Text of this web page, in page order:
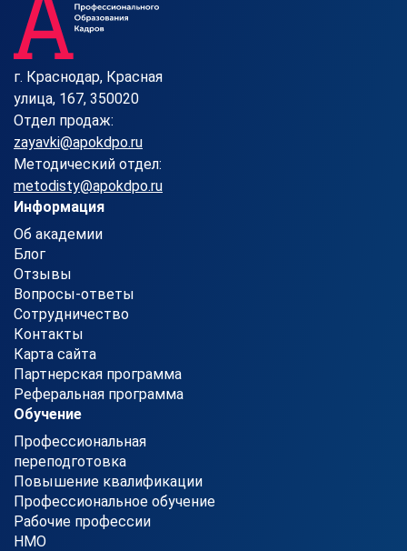
г. Краснодар, Красная
улица, 167, 350020
Отдел продаж:
zayavki@apokdpo.ru
Методический отдел:
metodisty@apokdpo.ru
Информация
Об академии
Блог
Отзывы
Вопросы-ответы
Сотрудничество
Контакты
Карта сайта
Партнерская программа
Реферальная программа
Обучение
Профессиональная
переподготовка
Повышение квалификации
Профессиональное обучение
Рабочие профессии
НМО